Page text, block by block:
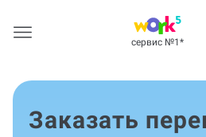
сервис №1 *
Заказать